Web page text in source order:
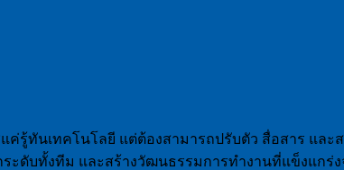
ค่รู้ทันเทคโนโลยี แต่ต้องสามารถปรับตัว สื่อสาร แล
ะดับทั้งทีม และสร้างวัฒนธรรมการทำงานที่แข็งแกร่